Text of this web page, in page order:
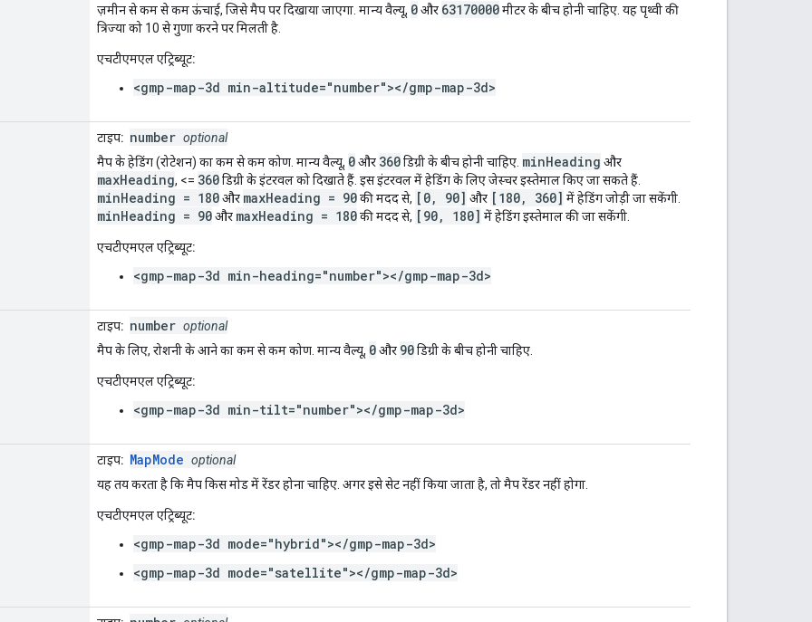
ज़मीन से कम से कम ऊंचाई, जिसे मैप पर दिखाया जाएगा. मान्य वैल्यू, 0और 63170000मीटर के बीच होनी चाहिए. यह पृथ्वी की
त्रिज्या को 10 से गुणा करने पर मिलती है.
एचटीएमएल एट्रिब्यूट:
<gmp-map-3d min-altitude="number"></gmp-map-3d>
टाइप: number optional
मैप के हेडिंग (रोटेशन) का कम से कम कोण. मान्य वैल्यू, 0और 360डिग्री के बीच होनी चाहिए. minHeading और
maxHeading, <= 360डिग्री के इंटरवल को दिखाते हैं. इस इंटरवल में हेडिंग के लिए जेस्चर इस्तेमाल किए जा सकते हैं.
minHeading = 180और maxHeading = 90की मदद से, [0, 90] और [180, 360] में हेडिंग जोड़ी जा सकेंगी.
minHeading = 90और maxHeading = 180की मदद से, [90, 180] में हेडिंग इस्तेमाल की जा सकेंगी.
एचटीएमएल एट्रिब्यूट:
<gmp-map-3d min-heading="number"></gmp-map-3d>
टाइप: number optional
मैप के लिए, रोशनी के आने का कम से कम कोण. मान्य वैल्यू, 0और 90डिग्री के बीच होनी चाहिए.
एचटीएमएल एट्रिब्यूट:
<gmp-map-3d min-tilt="number"></gmp-map-3d>
टाइप: MapMode optional
यह तय करता है कि मैप किस मोड में रेंडर होना चाहिए. अगर इसे सेट नहीं किया जाता है, तो मैप रेंडर नहीं होगा.
एचटीएमएल एट्रिब्यूट:
<gmp-map-3d mode="hybrid"></gmp-map-3d>
<gmp-map-3d mode="satellite"></gmp-map-3d>